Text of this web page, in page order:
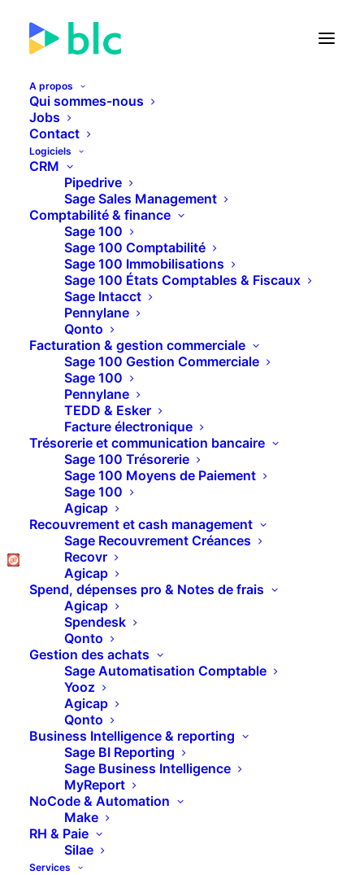
A propos
Qui sommes-nous
Jobs
Contact
Logiciels
CRM
Pipedrive
Sage Sales Management
Comptabilité & finance
Sage 100
Sage 100 Comptabilité
Sage 100 Immobilisations
Sage 100 États Comptables & Fiscaux
Sage Intacct
Pennylane
Qonto
Facturation & gestion commerciale
Sage 100 Gestion Commerciale
Sage 100
Pennylane
TEDD & Esker
Facture électronique
Trésorerie et communication bancaire
Sage 100 Trésorerie
Sage 100 Moyens de Paiement
Sage 100
Agicap
Recouvrement et cash management
Sage Recouvrement Créances
Recovr
Agicap
Spend, dépenses pro & Notes de frais
Agicap
Spendesk
Qonto
Gestion des achats
Sage Automatisation Comptable
Yooz
Agicap
Qonto
Business Intelligence & reporting
Sage BI Reporting
Sage Business Intelligence
MyReport
NoCode & Automation
Make
RH & Paie
Silae
Services
🚀 Lancement de la Facture
22JOURS21HEURES50
PLUS D'INFOS
Comment décaler les
dates d’échéance en
quelques clics dans
Sage 100 Comptabilité
BESOIN D’AIDE ?
La gestion des échéances dans Sage 100
Comptabilité peut parfois nécessiter des